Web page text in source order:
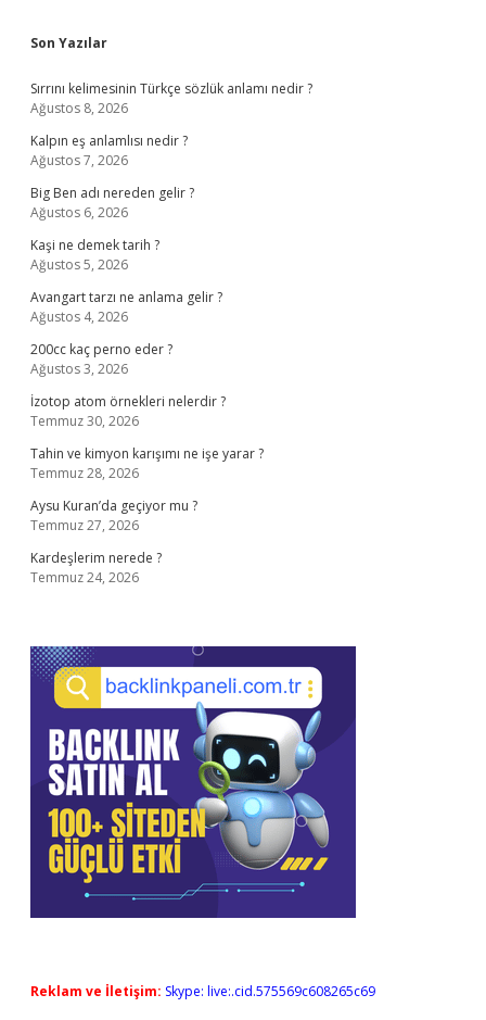
Sidebar
Son Yazılar
Sırrını kelimesinin Türkçe sözlük anlamı nedir ?
Ağustos 8, 2026
Kalpın eş anlamlısı nedir ?
Ağustos 7, 2026
Big Ben adı nereden gelir ?
Ağustos 6, 2026
Kaşi ne demek tarih ?
Ağustos 5, 2026
Avangart tarzı ne anlama gelir ?
Ağustos 4, 2026
200cc kaç perno eder ?
Ağustos 3, 2026
İzotop atom örnekleri nelerdir ?
Temmuz 30, 2026
Tahin ve kimyon karışımı ne işe yarar ?
Temmuz 28, 2026
Aysu Kuran’da geçiyor mu ?
Temmuz 27, 2026
Kardeşlerim nerede ?
Temmuz 24, 2026
Reklam ve İletişim: Skype: live:.cid.575569c608265c69